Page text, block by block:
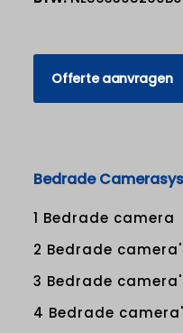
Offerte aanvragen
Bedrade
1 Bedrade camera
2 Bedrade
3 Bedrade
4 Bedrade